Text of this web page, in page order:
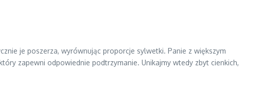
je poszerza, wyrównując proporcje sylwetki. Panie z większym
zapewni odpowiednie podtrzymanie. Unikajmy wtedy zbyt cienkich,